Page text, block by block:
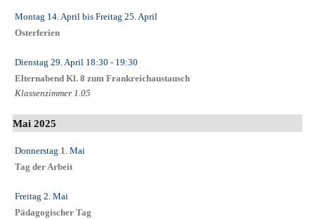
Montag 14. April bis Freitag 25. April
Osterferien
Dienstag 29. April 18:30 - 19:30
Elternabend Kl. 8 zum Frankreichaustausch
Klassenzimmer 1.05
Mai 2025
Donnerstag 1. Mai
Tag der Arbeit
Freitag 2. Mai
Pädagogischer Tag